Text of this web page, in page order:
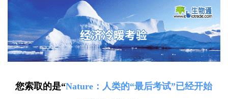
您索取的是“Nature：人类的“最后考试”已经开始